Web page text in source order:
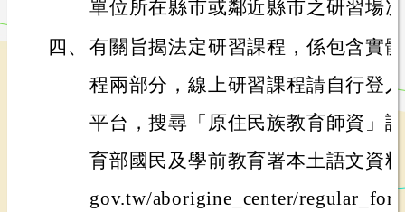
單位所在縣市或鄰近縣市之研習場
四、 有關旨揭法定研習課程，係包含實
程兩部分，線上研習課程請自行登
平台，搜尋「原住民族教育師資」
育部國民及學前教育署本土語文資
gov.tw/aborigine_center/